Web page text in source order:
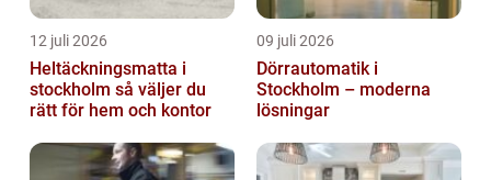
12 juli 2026
Heltäckningsmatta i
stockholm så väljer du
rätt för hem och kontor
09 juli 2026
Dörrautomatik i
Stockholm – moderna
lösningar